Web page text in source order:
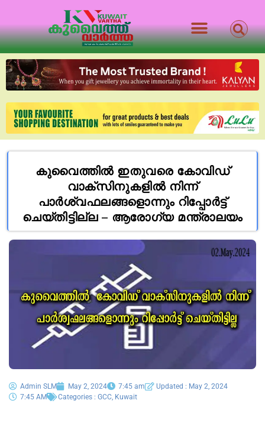
കുവൈത്തിൽ ഇതുവരെ കോവിഡ്
വാക്സിനുകളിൽ നിന്ന്
പാർശ്വഫലങ്ങളൊന്നും റിപ്പോർട്ട്
ചെയ്തിട്ടില്ല – ആരോഗ്യ മന്ത്രാലയം
Admin SLM May 2, 2024 7:45 am
Updated : May 2, 2024
7:45 AM
Categories : GCC Kuwait